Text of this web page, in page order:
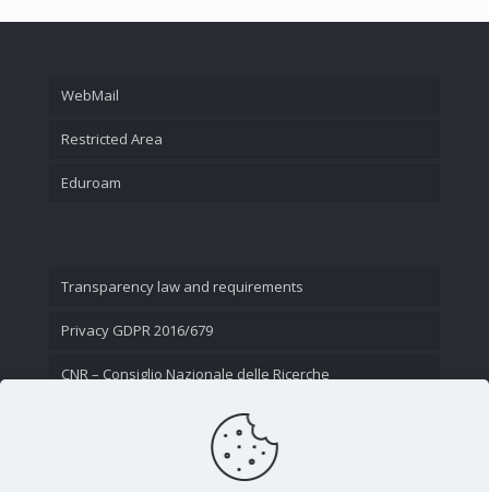
WebMail
Restricted Area
Eduroam
Transparency law and requirements
Privacy GDPR 2016/679
CNR – Consiglio Nazionale delle Ricerche